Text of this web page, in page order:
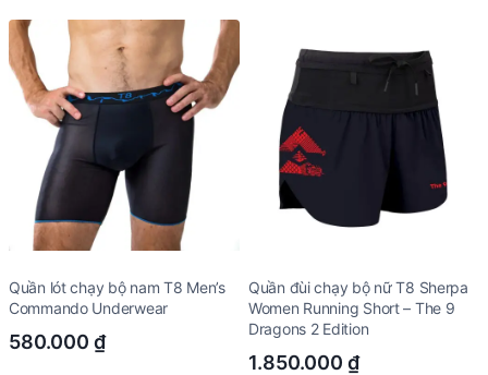
Quần lót chạy bộ nam T8 Men’s
Commando Underwear
580.000 ₫
Quần đùi chạy bộ nữ T8 Sherpa
Women Running Short – The 9
Dragons 2 Edition
1.850.000 ₫